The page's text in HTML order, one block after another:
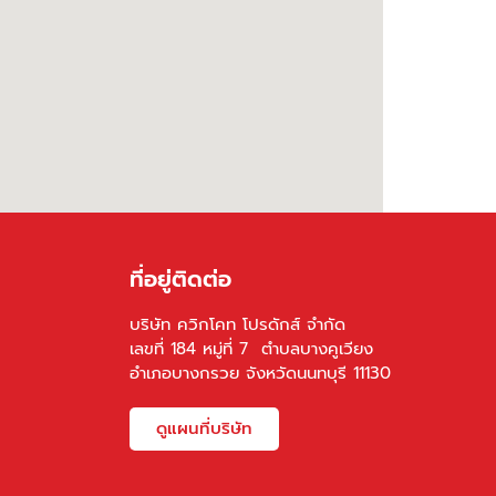
ที่อยู่ติดต่อ
บริษัท ควิกโคท โปรดักส์ จำกัด
เลขที่ 184 หมู่ที่ 7 ตำบลบางคูเวียง
อำเภอบางกรวย จังหวัดนนทบุรี 11130
ดูแผนที่บริษัท